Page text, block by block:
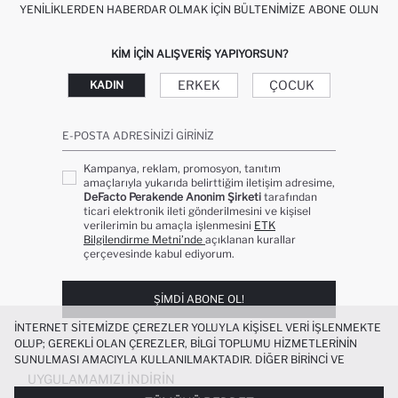
YENILIKLERDEN HABERDAR OLMAK İÇIN BÜLTENIMIZE ABONE OLUN
KIM IÇIN ALIŞVERIŞ YAPIYORSUN?
KADIN ERKEK ÇOCUK
E-POSTA ADRESINIZI GIRINIZ
Kampanya, reklam, promosyon, tanıtım
amaçlarıyla yukarıda belirttiğim iletişim adresime,
DeFacto Perakende Anonim Şirketi tarafından
ticari elektronik ileti gönderilmesini ve kişisel
verilerimin bu amaçla işlenmesini ETK
Bilgilendirme Metni’nde açıklanan kurallar
çerçevesinde kabul ediyorum.
ŞIMDI ABONE OL!
UYGULAMAMIZI İNDIRIN
İNTERNET SITEMIZDE ÇEREZLER YOLUYLA KIŞISEL VERI IŞLENMEKTE
OLUP; GEREKLI OLAN ÇEREZLER, BILGI TOPLUMU HIZMETLERININ
SUNULMASI AMACIYLA KULLANILMAKTADIR. DIĞER BIRINCI VE
ÜÇÜNCÜ TARAF ÇEREZLER ISE SIZE DAHA IYI BIR ALIŞVERIŞ
DENEYIMI SUNULABILMESI, SITEMIZIN DAHA IŞLEVSEL KILINMASI VE